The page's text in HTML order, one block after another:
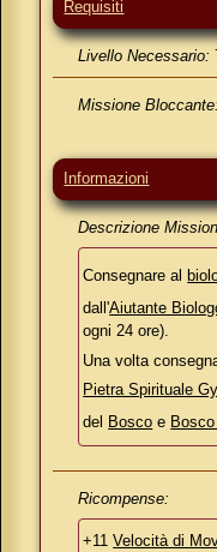
Requisiti
Livello Necessario:
Missione Bloccante:
Informazioni
Descrizione
Consegnare al
dall'Aiutante
ogni 24 ore).
Una volta
Pietra Spirituale
del Bosco e
Ricompense:
+11Velocità di